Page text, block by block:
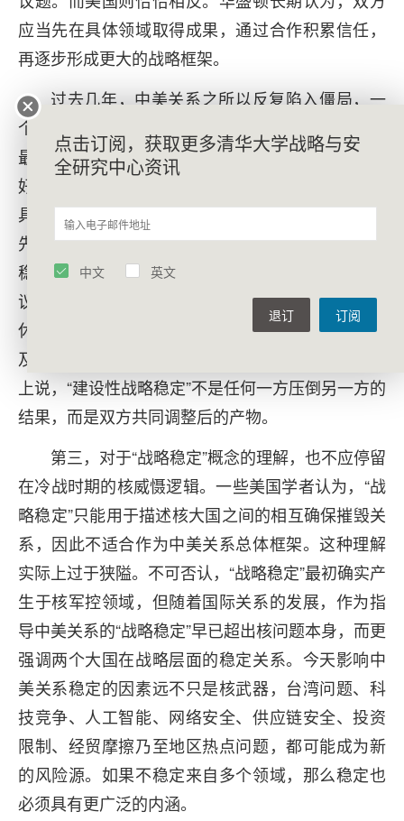
应当先在具体领域取得成果，通过合作积累信任，
再逐步形成更大的战略框架。
过去几年，中美关系之所以反复陷入僵局，一
个重要原因就在于双方始终坚持各自逻辑。然而从
最近一系列互动来看，双方都开始适度调整自身偏
好。一方面，中方接受在经贸、投资、市场准入等
具体领域取得实际成果；另一方面，美方也接受首
先建立战略框架的重要性。近期双方不仅讨论战略
稳定，也推动经贸、投资、供应链、芬太尼等具体
议题取得进展。中美两国未来还可能围绕延长贸易
休战、开放市场、加强投资、调整出口管制政策以
及鼓励人员往来等议题取得更多成果。从这个意义
上说，“建设性战略稳定”不是任何一方压倒另一方的
结果，而是双方共同调整后的产物。
第三，对于“战略稳定”概念的理解，也不应停留
在冷战时期的核威慑逻辑。一些美国学者认为，“战
略稳定”只能用于描述核大国之间的相互确保摧毁关
系，因此不适合作为中美关系总体框架。这种理解
实际上过于狭隘。不可否认，“战略稳定”最初确实产
生于核军控领域，但随着国际关系的发展，作为指
导中美关系的“战略稳定”早已超出核问题本身，而更
强调两个大国在战略层面的稳定关系。今天影响中
美关系稳定的因素远不只是核武器，台湾问题、科
技竞争、人工智能、网络安全、供应链安全、投资
限制、经贸摩擦乃至地区热点问题，都可能成为新
的风险源。如果不稳定来自多个领域，那么稳定也
必须具有更广泛的内涵。
点击订阅，获取更多清华大学战略与安
全研究中心资讯
中文 英文
订阅
退订